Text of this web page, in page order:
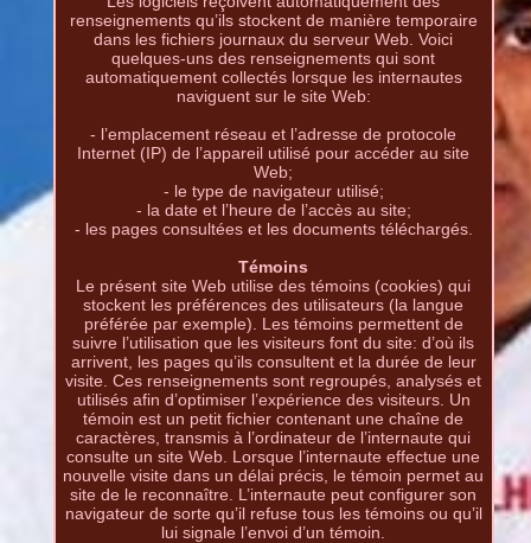
renseignements qu’ils stockent de manière temporaire
dans les fichiers journaux du serveur Web. Voici
quelques-uns des renseignements qui sont
automatiquement collectés lorsque les internautes
naviguent sur le site Web:
- l’emplacement réseau et l’adresse de protocole
Internet (IP) de l’appareil utilisé pour accéder au site
Web;
- le type de navigateur utilisé;
- la date et l’heure de l’accès au site;
- les pages consultées et les documents téléchargés.
Témoins
Le présent site Web utilise des témoins (cookies) qui
stockent les préférences des utilisateurs (la langue
préférée par exemple). Les témoins permettent de
suivre l’utilisation que les visiteurs font du site: d’où ils
arrivent, les pages qu’ils consultent et la durée de leur
visite. Ces renseignements sont regroupés, analysés et
utilisés afin d’optimiser l’expérience des visiteurs. Un
témoin est un petit fichier contenant une chaîne de
caractères, transmis à l’ordinateur de l’internaute qui
consulte un site Web. Lorsque l’internaute effectue une
nouvelle visite dans un délai précis, le témoin permet au
site de le reconnaître. L’internaute peut configurer son
navigateur de sorte qu’il refuse tous les témoins ou qu’il
lui signale l’envoi d’un témoin.